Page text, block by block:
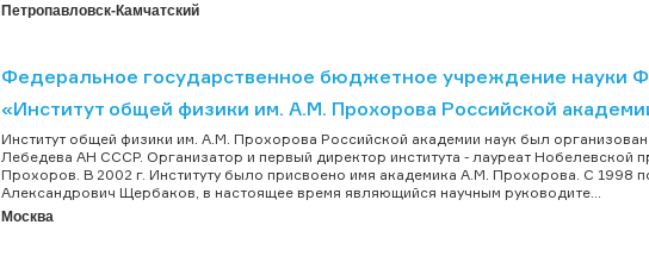
Петропавловск-Камчатский
Федеральное государственное бюджетное учреждение науки
«Институт общей физики им. А.М. Прохорова Российской
Институт общей физики им. А.М. Прохорова Российской академии наук был
Лебедева АН СССР. Организатор и первый директор института - лауреат Нобелевской
Прохоров. В 2002 г. Институту было присвоено имя академика А.М. Прохорова. C 1998
Александрович Щербаков, в настоящее время являющийся научным руководите...
Москва